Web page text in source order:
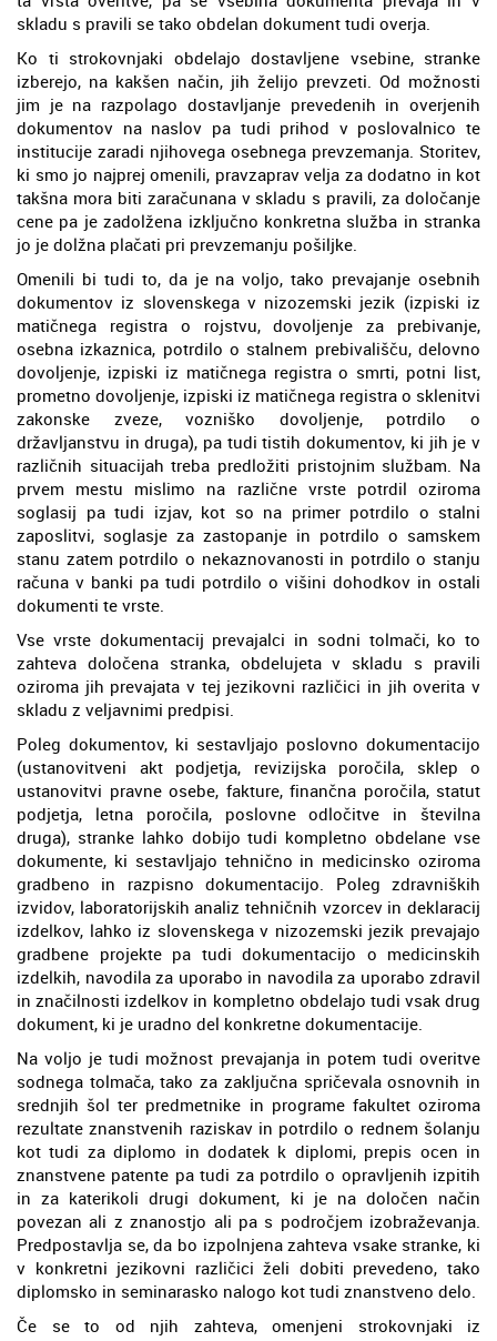
skladu s pravili se tako obdelan dokument tudi overja.
Ko ti strokovnjaki obdelajo dostavljene vsebine, stranke
izberejo, na kakšen način, jih želijo prevzeti. Od možnosti
jim je na razpolago dostavljanje prevedenih in overjenih
dokumentov na naslov pa tudi prihod v poslovalnico te
institucije zaradi njihovega osebnega prevzemanja. Storitev,
ki smo jo najprej omenili, pravzaprav velja za dodatno in kot
takšna mora biti zaračunana v skladu s pravili, za določanje
cene pa je zadolžena izključno konkretna služba in stranka
jo je dolžna plačati pri prevzemanju pošiljke.
Omenili bi tudi to, da je na voljo, tako prevajanje osebnih
dokumentov iz slovenskega v nizozemski jezik (izpiski iz
matičnega registra o rojstvu, dovoljenje za prebivanje,
osebna izkaznica, potrdilo o stalnem prebivališču, delovno
dovoljenje, izpiski iz matičnega registra o smrti, potni list,
prometno dovoljenje, izpiski iz matičnega registra o sklenitvi
zakonske zveze, vozniško dovoljenje, potrdilo o
državljanstvu in druga), pa tudi tistih dokumentov, ki jih je v
različnih situacijah treba predložiti pristojnim službam. Na
prvem mestu mislimo na različne vrste potrdil oziroma
soglasij pa tudi izjav, kot so na primer potrdilo o stalni
zaposlitvi, soglasje za zastopanje in potrdilo o samskem
stanu zatem potrdilo o nekaznovanosti in potrdilo o stanju
računa v banki pa tudi potrdilo o višini dohodkov in ostali
dokumenti te vrste.
Vse vrste dokumentacij prevajalci in sodni tolmači, ko to
zahteva določena stranka, obdelujeta v skladu s pravili
oziroma jih prevajata v tej jezikovni različici in jih overita v
skladu z veljavnimi predpisi.
Poleg dokumentov, ki sestavljajo poslovno dokumentacijo
(ustanovitveni akt podjetja, revizijska poročila, sklep o
ustanovitvi pravne osebe, fakture, finančna poročila, statut
podjetja, letna poročila, poslovne odločitve in številna
druga), stranke lahko dobijo tudi kompletno obdelane vse
dokumente, ki sestavljajo tehnično in medicinsko oziroma
gradbeno in razpisno dokumentacijo. Poleg zdravniških
izvidov, laboratorijskih analiz tehničnih vzorcev in deklaracij
izdelkov, lahko iz slovenskega v nizozemski jezik prevajajo
gradbene projekte pa tudi dokumentacijo o medicinskih
izdelkih, navodila za uporabo in navodila za uporabo zdravil
in značilnosti izdelkov in kompletno obdelajo tudi vsak drug
dokument, ki je uradno del konkretne dokumentacije.
Na voljo je tudi možnost prevajanja in potem tudi overitve
sodnega tolmača, tako za zaključna spričevala osnovnih in
srednjih šol ter predmetnike in programe fakultet oziroma
rezultate znanstvenih raziskav in potrdilo o rednem šolanju
kot tudi za diplomo in dodatek k diplomi, prepis ocen in
znanstvene patente pa tudi za potrdilo o opravljenih izpitih
in za katerikoli drugi dokument, ki je na določen način
povezan ali z znanostjo ali pa s področjem izobraževanja.
Predpostavlja se, da bo izpolnjena zahteva vsake stranke, ki
v konkretni jezikovni različici želi dobiti prevedeno, tako
diplomsko in seminarasko nalogo kot tudi znanstveno delo.
Če se to od njih zahteva, omenjeni strokovnjaki iz